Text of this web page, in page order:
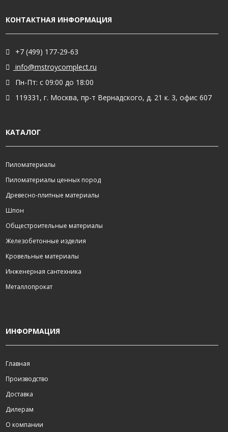
КОНТАКТНАЯ ИНФОРМАЦИЯ
+7 (499) 177-29-63
info@mstroycomplect.ru
Пн-Пт: с 09:00 до 18:00
119331, г. Москва, пр-т Вернадского, д. 21 к. 3, офис 607
КАТАЛОГ
Пиломатериалы
Пиломатериалы ценных пород
Древесно-плитные материалы
Шпон
Общестроительные материалы
Железобетонные изделия
Кровельные материалы
Инженерная сантехника
Металлопрокат
ИНФОРМАЦИЯ
Главная
Производство
Доставка
Дилерам
О компании